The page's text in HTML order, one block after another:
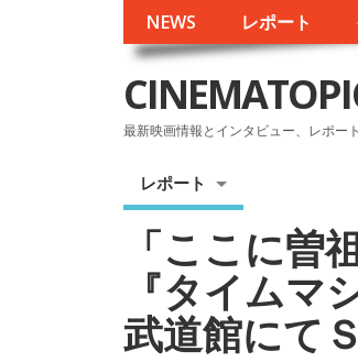
NEWS レポート
最新映画情報とインタビュー、レポー
レポート
「ここに曽
『タイム
武道館にて